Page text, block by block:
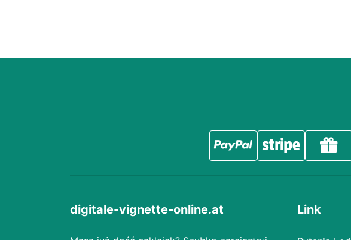
digitale-vignette-online.at Link